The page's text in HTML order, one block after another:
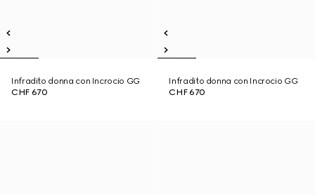
Infradito donna con Incrocio GG
CHF 670
Infradito donna con Incrocio GG
CHF 670